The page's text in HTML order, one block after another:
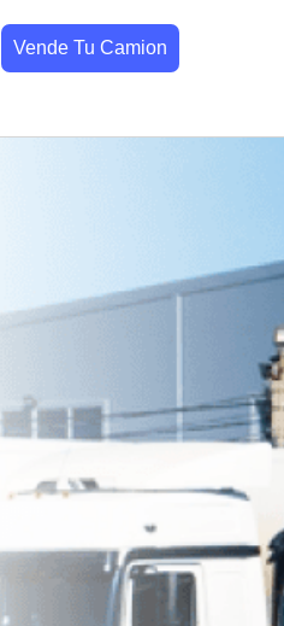
Vende Tu Camion